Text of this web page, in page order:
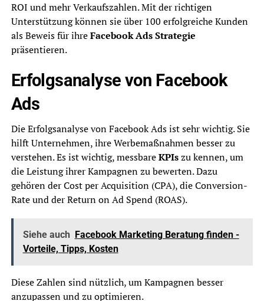
ROI und mehr Verkaufszahlen. Mit der richtigen
Unterstützung können sie über 100 erfolgreiche Kunden
als Beweis für ihreFacebook Ads Strategie
präsentieren.
Erfolgsanalyse von Facebook
Ads
Die Erfolgsanalyse von Facebook Ads ist sehr wichtig. Sie
hilft Unternehmen, ihre Werbemaßnahmen besser zu
verstehen. Es ist wichtig, messbareKPIszu kennen, um
die Leistung ihrer Kampagnen zu bewerten. Dazu
gehören der Cost per Acquisition (CPA), die Conversion-
Rate und der Return on Ad Spend (ROAS).
Siehe auch Facebook Marketing Beratung finden -
Vorteile, Tipps, Kosten
Diese Zahlen sind nützlich, um Kampagnen besser
anzupassen und zu optimieren.